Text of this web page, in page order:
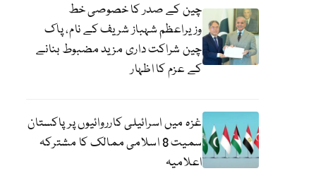
چین کے صدر کا خصوصی خط
وزیراعظم شہباز شریف کے نام، پاک
چین شراکت داری مزید مضبوط بنانے
کے عزم کا اظہار
غزہ میں اسرائیلی کارروائیوں پر پاکستان
سمیت 8 اسلامی ممالک کا مشترکہ
اعلامیہ